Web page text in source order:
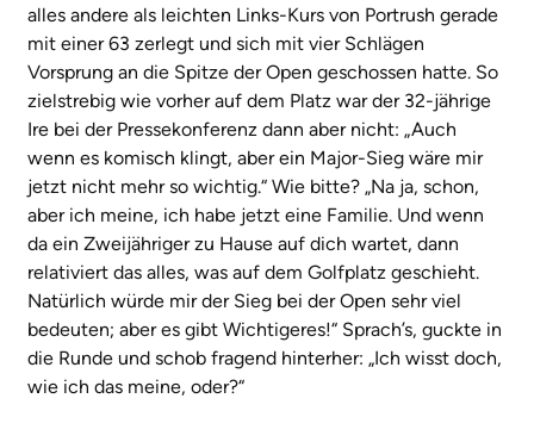
alles andere als leichten Links-Kurs von Portrush gerade
mit einer 63 zerlegt und sich mit vier Schlägen
Vorsprung an die Spitze der Open geschossen hatte. So
zielstrebig wie vorher auf dem Platz war der 32-jährige
Ire bei der Pressekonferenz dann aber nicht: „Auch
wenn es komisch klingt, aber ein Major-Sieg wäre mir
jetzt nicht mehr so wichtig.“ Wie bitte? „Na ja, schon,
aber ich meine, ich habe jetzt eine Familie. Und wenn
da ein Zweijähriger zu Hause auf dich wartet, dann
relativiert das alles, was auf dem Golfplatz geschieht.
Natürlich würde mir der Sieg bei der Open sehr viel
bedeuten; aber es gibt Wichtigeres!“ Sprach’s, guckte in
die Runde und schob fragend hinterher: „Ich wisst doch,
wie ich das meine, oder?“